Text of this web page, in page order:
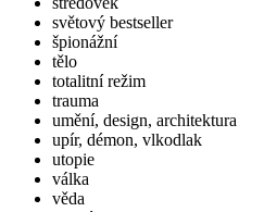
světový bestseller
špionážní
tělo
totalitní režim
trauma
umění, design, architektura
upír, démon, vlkodlak
utopie
válka
věda